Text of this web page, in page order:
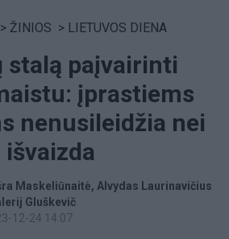
> ŽINIOS > LIETUVOS DIENA
stalą paįvairinti
įprastiems
nenusileidžia nei
Maskeliūnaitė Alvydas Laurinavičius
Gluškevič
12-24 14:07